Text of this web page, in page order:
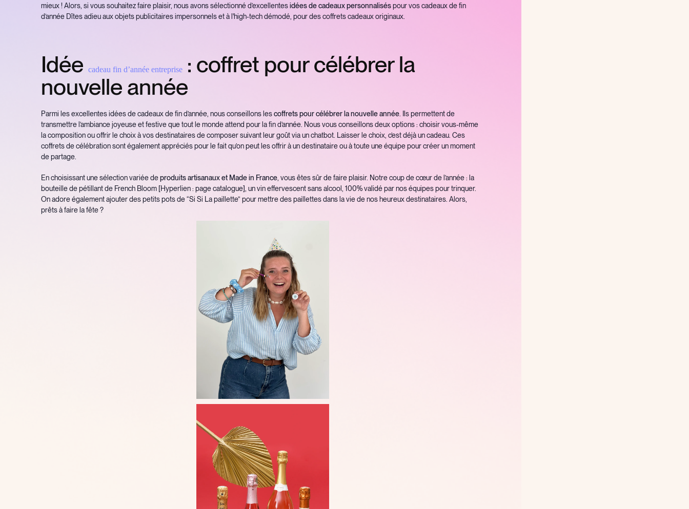
mieux ! Alors, si vous souhaitez faire plaisir, nous avons sélectionné d’excellentesidées de cadeaux personnaliséspour vos cadeaux de fin
d’année Dîtes adieu aux objets publicitaires impersonnels et à l'high-tech démodé, pour des coffrets cadeaux originaux.
Idée cadeau fin d’année entreprise
: coffret pour célébrer la
nouvelle année
Parmi les excellentes idées de cadeaux de fin d’année, nous conseillons lescoffrets pour célébrer la nouvelle année . Ils permettent de
transmettre l’ambiance joyeuse et festive que tout le monde attend pour la fin d’année. Nous vous conseillons deux options : choisir vous-même
la composition ou offrir le choix à vos destinataires de composer suivant leur goût via un chatbot. Laisser le choix, c’est déjà un cadeau. Ces
coffrets de célébration sont également appréciés pour le fait qu’on peut les offrir à un destinataire ou à toute une équipe pour créer un moment
de partage.
En choisissant une sélection variée deproduits artisanaux et Made in France , vous êtes sûr de faire plaisir. Notre coup de cœur de l’année : la
bouteille de pétillant de French Bloom [Hyperlien : page catalogue], un vin effervescent sans alcool, 100% validé par nos équipes pour trinquer.
On adore également ajouter des petits pots de “Si Si La paillette” pour mettre des paillettes dans la vie de nos heureux destinataires. Alors,
prêts à faire la fête ?